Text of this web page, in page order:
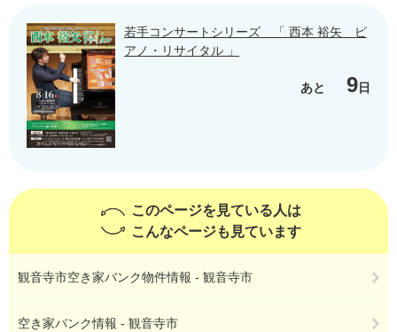
若手コンサートシリーズ 「 西本 裕矢 ピ
アノ・リサイタル 」
あと 9日
このページを見ている人は
こんなページも見ています
観音寺市空き家バンク物件情報 - 観音寺市
空き家バンク情報 - 観音寺市